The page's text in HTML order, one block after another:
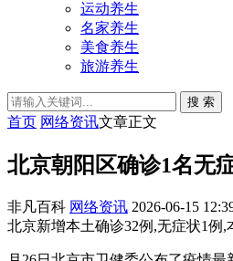
运动养生
名家养生
美食养生
旅游养生
搜 索
首页 网络资讯文章正文
北京朝阳区确诊1名无
非凡百科 网络资讯 2026-06-15
北京新增本土确诊32例,无症状1例